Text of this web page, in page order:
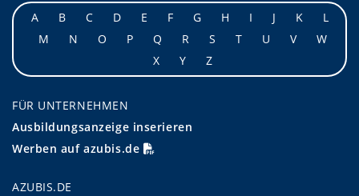
A
B C D E F G H I J K
L
M
N O P Q R S T U V
W
X
Y Z
FÜR UNTERNEHMEN
Ausbildungsanzeige inserieren
Werben auf azubis.de
AZUBIS.DE